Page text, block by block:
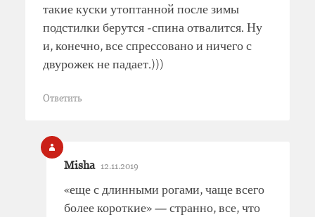
такие куски утоптанной после зимы
подстилки берутся -спина отвалится. Ну
и, конечно, все спрессовано и ничего с
двурожек не падает.)))
Ответить
Misha 12.11.2019
«еще с длинными рогами, чаще всего
более короткие» — странно, все, что